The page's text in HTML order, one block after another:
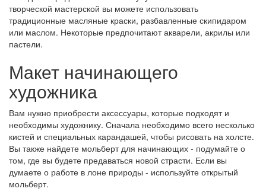
творческой мастерской вы можете использовать
традиционные масляные краски, разбавленные скипидаром
или маслом. Некоторые предпочитают акварели, акрилы или
пастели.
Макет начинающего
художника
Вам нужно приобрести аксессуары, которые подходят и
необходимы художнику. Сначала необходимо всего несколько
кистей и специальных карандашей, чтобы рисовать на холсте.
Вы также найдете мольберт для начинающих - подумайте о
том, где вы будете предаваться новой страсти. Если вы
думаете о работе в лоне природы - используйте открытый
мольберт.